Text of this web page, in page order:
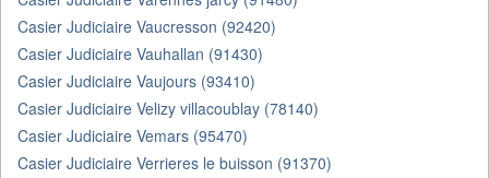
Casier Judiciaire Vaucresson (92420)
Casier Judiciaire Vauhallan (91430)
Casier Judiciaire Vaujours (93410)
Casier Judiciaire Velizy villacoublay (78140)
Casier Judiciaire Vemars (95470)
Casier Judiciaire Verrieres le buisson (91370)